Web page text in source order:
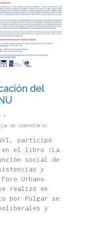
del
un comentario
participó
en el libro ¡La
social de
y
Urbano
realizó en
por Pulgar se
y